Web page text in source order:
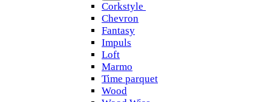
Corkstyle
Chevron
Fantasy
Impuls
Loft
Marmo
Time parquet
Wood